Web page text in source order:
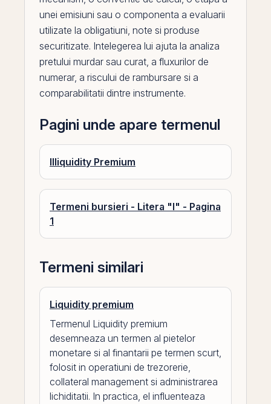
unei emisiuni sau o componenta a evaluarii
utilizate la obligatiuni, note si produse
securitizate. Intelegerea lui ajuta la analiza
pretului murdar sau curat, a fluxurilor de
numerar, a riscului de rambursare si a
comparabilitatii dintre instrumente.
Pagini unde apare termenul
Illiquidity Premium
Termeni bursieri - Litera "I" - Pagina
1
Termeni similari
Liquidity premium
Termenul Liquidity premium
desemneaza un termen al pietelor
monetare si al finantarii pe termen scurt,
folosit in operatiuni de trezorerie,
collateral management si administrarea
lichiditatii. In practica, el influenteaza